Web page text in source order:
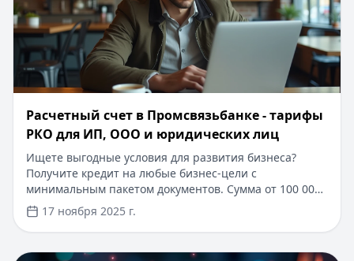
Расчетный счет в Промсвязьбанке - тарифы
РКО для ИП, ООО и юридических лиц
Ищете выгодные условия для развития бизнеса?
Получите кредит на любые бизнес-цели с
минимальным пакетом документов. Сумма от 100 000
до 5 000 000 рублей, срок до 36 месяцев. Одобрение
за 1 день, без залога для действующего бизнеса от 6
месяцев. Специальное предложение: первый месяц
обслуживания расчетного счета бесплатно при
17 ноября 2025 г.